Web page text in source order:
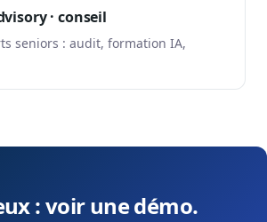
· conseil
seniors : audit, formation IA,
: voir une démo.